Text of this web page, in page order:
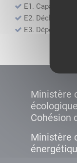
E1. Capacité
E2. Déclaration
E3. Dépôt des
Ministère
Cohésion
Ministère